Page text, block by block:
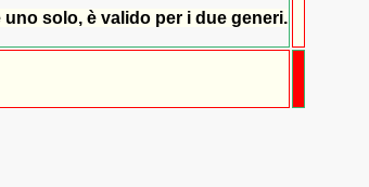
uno solo, è valido per i due generi.